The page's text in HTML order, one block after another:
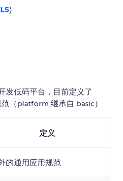
)
发低码平台，目前定义了
（platform 继承自 basic）
定义
的通用应用规范